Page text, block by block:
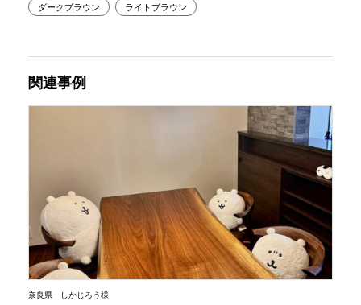
ダークブラウン ライトブラウン
関連事例
奈良県 しかじろう様